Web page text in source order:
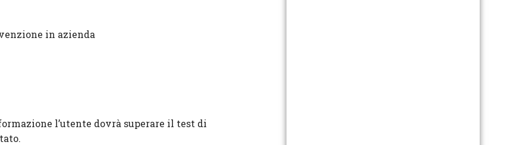
in azienda
l’utente dovrà superare il test di